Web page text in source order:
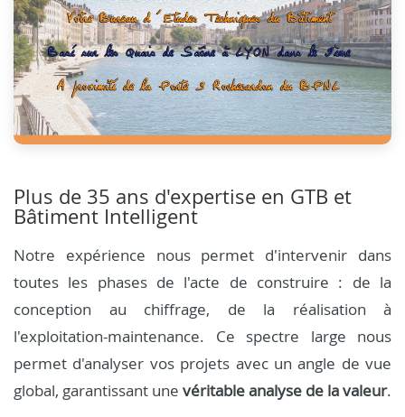
Plus de 35 ans d'expertise en GTB et
Bâtiment Intelligent
Notre expérience nous permet d'intervenir dans
toutes les phases de l'acte de construire : de la
conception au chiffrage, de la réalisation à
l'exploitation-maintenance. Ce spectre large nous
permet d'analyser vos projets avec un angle de vue
global, garantissant une véritable analyse de la valeur.